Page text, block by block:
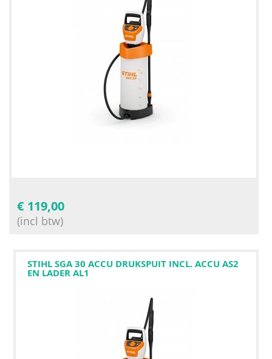
€ 119,00
(incl btw)
STIHL SGA 30 ACCU DRUKSPUIT INCL. ACCU AS2
EN LADER AL1